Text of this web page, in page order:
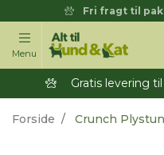
Fri fragt til
Menu
Gratis levering
Forside Crunch